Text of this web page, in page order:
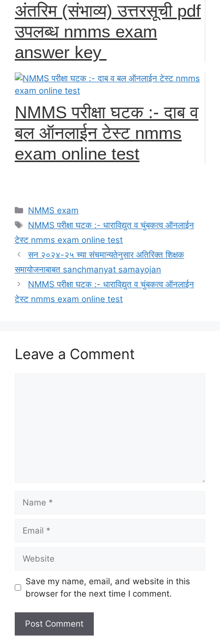
अंतरिम (संभाव्य) उत्तरसूची pdf
उपलब्ध nmms exam
answer key
NMMS परीक्षा घटक :- दाब व
बल ऑनलाईन टेस्ट nmms
exam online test
Categories
NMMS exam
Tags
NMMS परीक्षा घटक :- धाराविद्युत व चुंबकत्व ऑनलाईन
टेस्ट nmms exam online test
सन २०२४-२५ च्या संचमान्यतेनुसार अतिरिक्त शिक्षक
समायोजनाबाबत sanchmanyat samayojan
NMMS परीक्षा घटक :- धाराविद्युत व चुंबकत्व ऑनलाईन
टेस्ट nmms exam online test
Leave a Comment
Save my name, email, and website in this
browser for the next time I comment.